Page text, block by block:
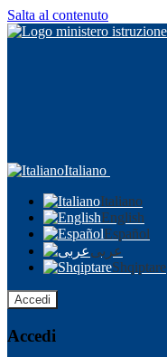
Salta al contenuto
Italiano
Italiano
English
Español
عربى
Shqiptare
Accedi
Accedi